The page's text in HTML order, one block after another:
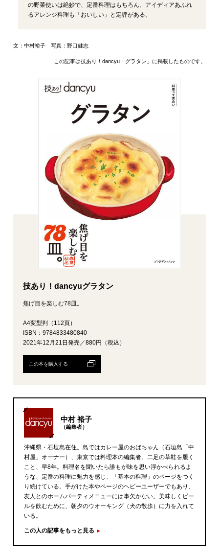
の野菜使いは絶妙で、定番料理はもちろん、アイディアあふれ
るアレンジ料理も「おいしい」と定評がある。
文：中村裕子 写真：野口健志
この記事は技あり！dancyu「グラタン」に掲載したものです。
技あり！dancyuグラタン
焦げ目を楽しむ78皿。
A4変型判（112頁）
ISBN：9784833480840
2021年12月21日発売／880円（税込）
この本を購入する
中村 裕子
（編集者）
沖縄県・石垣島在住。島ではカレー屋のおばちゃん（石垣島「中
村屋」オーナー）、東京では料理本の編集者。二足の草鞋を履く
こと、早8年。料理名を聞いたら誰もが味を思い浮かべられるよ
うな、定番の料理に魅力を感じ、「基本の料理」のページをつく
り続けている。手がけた本やページのヘビーユーザーでもあり、
友人とのホームパーティメニューには事欠かない。美味しくビー
ルを飲むために、朝夕のウオーキング（犬の散歩）に力を入れて
いる。
この人の記事をもっと見る